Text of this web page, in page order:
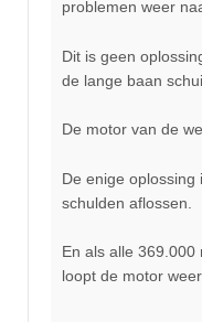
problemen weer
Dit is geen
de lange baan
De motor van de
De enige oplossing
schulden aflossen.
En als alle 369.000
loopt de motor